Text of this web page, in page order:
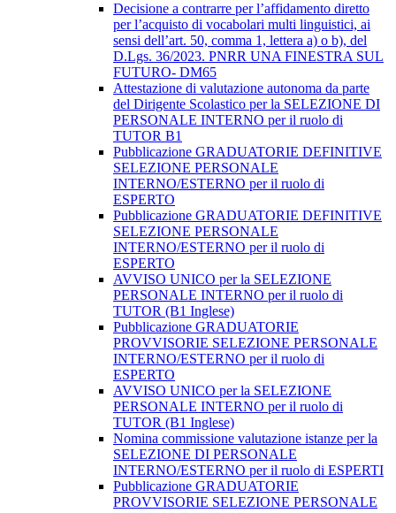
Decisione a contrarre per l’affidamento diretto
per l’acquisto di vocabolari multi linguistici, ai
sensi dell’art. 50, comma 1, lettera a) o b), del
D.Lgs. 36/2023. PNRR UNA FINESTRA SUL
FUTURO- DM65
Attestazione di valutazione autonoma da parte
del Dirigente Scolastico per la SELEZIONE DI
PERSONALE INTERNO per il ruolo di
TUTOR B1
Pubblicazione GRADUATORIE DEFINITIVE
SELEZIONE PERSONALE
INTERNO/ESTERNO per il ruolo di
ESPERTO
Pubblicazione GRADUATORIE DEFINITIVE
SELEZIONE PERSONALE
INTERNO/ESTERNO per il ruolo di
ESPERTO
AVVISO UNICO per la SELEZIONE
PERSONALE INTERNO per il ruolo di
TUTOR (B1 Inglese)
Pubblicazione GRADUATORIE
PROVVISORIE SELEZIONE PERSONALE
INTERNO/ESTERNO per il ruolo di
ESPERTO
AVVISO UNICO per la SELEZIONE
PERSONALE INTERNO per il ruolo di
TUTOR (B1 Inglese)
Nomina commissione valutazione istanze per la
SELEZIONE DI PERSONALE
INTERNO/ESTERNO per il ruolo di ESPERTI
Pubblicazione GRADUATORIE
PROVVISORIE SELEZIONE PERSONALE